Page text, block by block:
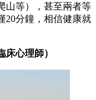
山等），甚至兩者等
20分鐘，相信健康就
床心理師）